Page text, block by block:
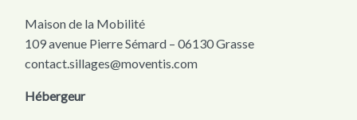
Maison de la Mobilité
109 avenue Pierre Sémard – 06130 Grasse
contact.sillages@moventis.com
Hébergeur